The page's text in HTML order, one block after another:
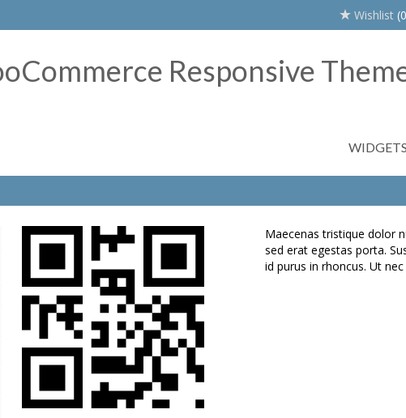
Wishlist
Maecenas tristique dolor
sed erat egestas porta.
id purus in rhoncus. Ut